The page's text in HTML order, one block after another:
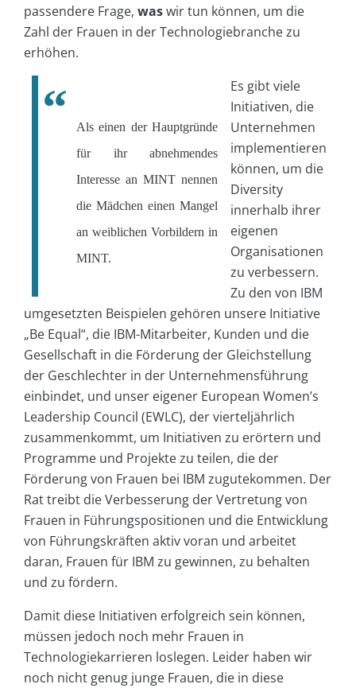
passendere Frage, waswir tun können, um die
Zahl der Frauen in der Technologiebranche zu
erhöhen.
Als einen der Hauptgründe
für ihr abnehmendes
Interesse an MINT nennen
die Mädchen einen Mangel
an weiblichen Vorbildern in
MINT.
Es gibt viele
Initiativen, die
Unternehmen
implementieren
können, um die
Diversity
innerhalb ihrer
eigenen
Organisationen
zu verbessern.
Zu den von IBM
umgesetzten Beispielen gehören unsere Initiative
„Be Equal“, die IBM-Mitarbeiter, Kunden und die
Gesellschaft in die Förderung der Gleichstellung
der Geschlechter in der Unternehmensführung
einbindet, und unser eigener European Women’s
Leadership Council (EWLC), der vierteljährlich
zusammenkommt, um Initiativen zu erörtern und
Programme und Projekte zu teilen, die der
Förderung von Frauen bei IBM zugutekommen. Der
Rat treibt die Verbesserung der Vertretung von
Frauen in Führungspositionen und die Entwicklung
von Führungskräften aktiv voran und arbeitet
daran, Frauen für IBM zu gewinnen, zu behalten
und zu fördern.
Damit diese Initiativen erfolgreich sein können,
müssen jedoch noch mehr Frauen in
Technologiekarrieren loslegen. Leider haben wir
noch nicht genug junge Frauen, die in diese